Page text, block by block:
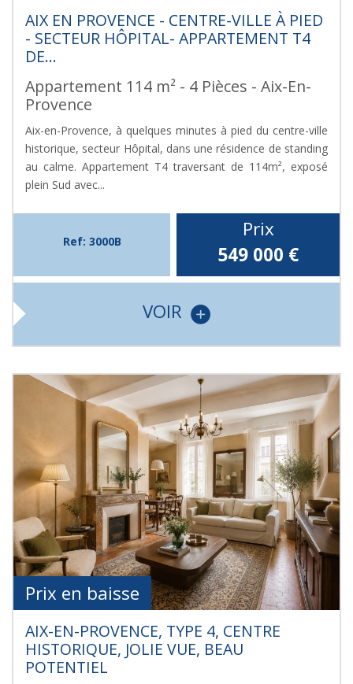
AIX EN PROVENCE - CENTRE-VILLE À PIED
- SECTEUR HÔPITAL- APPARTEMENT T4
DE...
Appartement 114 m² - 4 Pièces - Aix-En-
Provence
Aix-en-Provence, à quelques minutes à pied du centre-ville
historique, secteur Hôpital, dans une résidence de standing
au calme. Appartement T4 traversant de 114m², exposé
plein Sud avec...
Ref: 3000B
Prix
549 000 €
VOIR
Prix en baisse
AIX-EN-PROVENCE, TYPE 4, CENTRE
HISTORIQUE, JOLIE VUE, BEAU
POTENTIEL